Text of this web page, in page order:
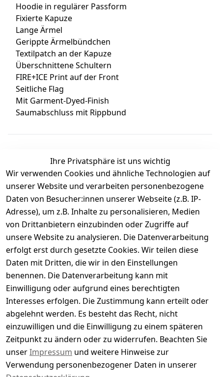
Hoodie in regulärer Passform
Fixierte Kapuze
Lange Ärmel
Gerippte Ärmelbündchen
Textilpatch an der Kapuze
Überschnittene Schultern
FIRE+ICE Print auf der Front
Seitliche Flag
Mit Garment-Dyed-Finish
Saumabschluss mit Rippbund
Kundenbewertungen
Durchschnittliche Bewertung
0
Basierend auf 0 Bewertung(en)
Bewertung abgeben
( 0 )
4
( 0 )
3
( 0 )
2
( 0 )
1
( 0 )
Es hat noch niemand eine Bewertung für diesen
Artikel abgegeben
Ihre Privatsphäre ist uns wichtig
Wir verwenden Cookies und ähnliche Technologien auf
unserer Website und verarbeiten personenbezogene
Daten von Besucher:innen unserer Webseite (z.B. IP-
Adresse), um z.B. Inhalte zu personalisieren, Medien
von Drittanbietern einzubinden oder Zugriffe auf
unsere Website zu analysieren. Die Datenverarbeitung
erfolgt erst durch gesetzte Cookies. Wir teilen diese
Daten mit Dritten, die wir in den Einstellungen
benennen. Die Datenverarbeitung kann mit
Einwilligung oder aufgrund eines berechtigten
Interesses erfolgen. Die Zustimmung kann erteilt oder
abgelehnt werden. Es besteht das Recht, nicht
einzuwilligen und die Einwilligung zu einem späteren
Zeitpunkt zu ändern oder zu widerrufen. Beachten Sie
unserImpressum und weitere Hinweise zur
Verwendung personenbezogener Daten in unserer